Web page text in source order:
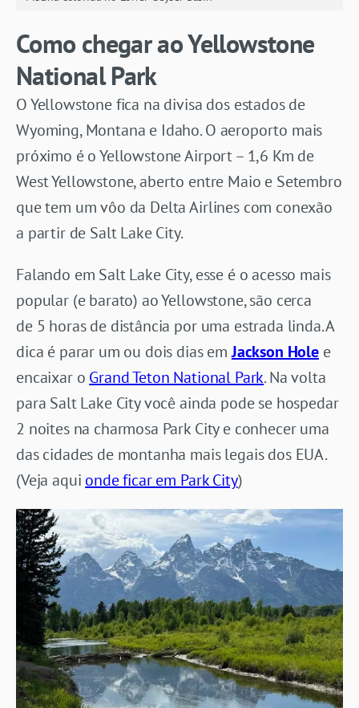
Como chegar ao Yellowstone
National Park
O Yellowstone fica na divisa dos estados de
Wyoming, Montana e Idaho. O aeroporto mais
próximo é o Yellowstone Airport – 1,6 Km de
West Yellowstone, aberto entre Maio e Setembro
que tem um vôo da Delta Airlines com conexão
a partir de Salt Lake City.
Falando em Salt Lake City, esse é o acesso mais
popular (e barato) ao Yellowstone, são cerca
de 5 horas de distância por uma estrada linda. A
dica é parar um ou dois dias emJackson Holee
encaixar o Grand Teton National Park. Na volta
para Salt Lake City você ainda pode se hospedar
2 noites na charmosa Park City e conhecer uma
das cidades de montanha mais legais dos EUA.
(Veja aqui onde ficar em Park City)